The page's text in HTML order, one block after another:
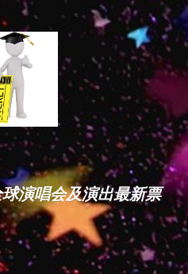
演唱会及演出最新票